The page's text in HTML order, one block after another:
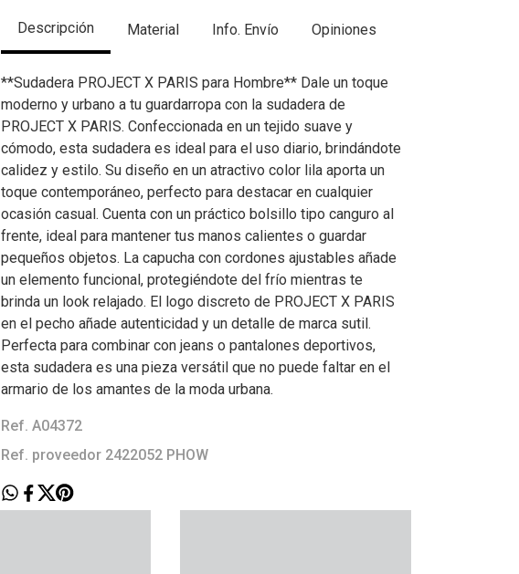
Descripción Material Info. Envío Opiniones
**Sudadera PROJECT X PARIS para Hombre** Dale un toque
moderno y urbano a tu guardarropa con la sudadera de
PROJECT X PARIS. Confeccionada en un tejido suave y
cómodo, esta sudadera es ideal para el uso diario, brindándote
calidez y estilo. Su diseño en un atractivo color lila aporta un
toque contemporáneo, perfecto para destacar en cualquier
ocasión casual. Cuenta con un práctico bolsillo tipo canguro al
frente, ideal para mantener tus manos calientes o guardar
pequeños objetos. La capucha con cordones ajustables añade
un elemento funcional, protegiéndote del frío mientras te
brinda un look relajado. El logo discreto de PROJECT X PARIS
en el pecho añade autenticidad y un detalle de marca sutil.
Perfecta para combinar con jeans o pantalones deportivos,
esta sudadera es una pieza versátil que no puede faltar en el
armario de los amantes de la moda urbana.
Ref. A04372
Ref. proveedor 2422052 PHOW